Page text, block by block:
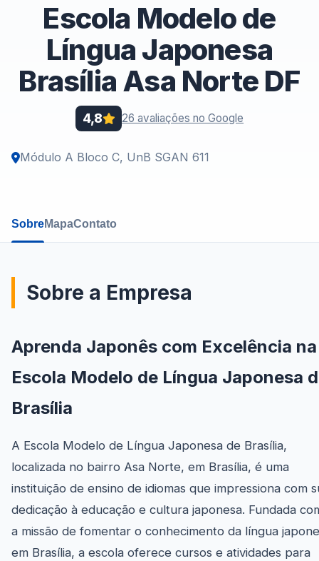
Escola Modelo de
Língua Japonesa
Brasília Asa Norte DF
4,8 26 avaliações no Google
Módulo A Bloco C, UnB SGAN 611
SobreMapaContato
Sobre a Empresa
Aprenda Japonês com Excelência na
Escola Modelo de Língua Japonesa
Brasília
A Escola Modelo de Língua Japonesa de Brasília,
localizada no bairro Asa Norte, em Brasília, é uma
instituição de ensino de idiomas que impressiona com
dedicação à educação e cultura japonesa. Fundada
a missão de fomentar o conhecimento da língua
em Brasília, a escola oferece cursos e atividades para